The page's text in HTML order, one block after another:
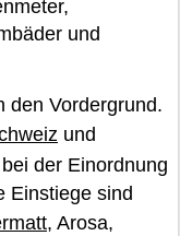
und
den Vordergrund.
und
der Einordnung
Einstiege sind
, Arosa,